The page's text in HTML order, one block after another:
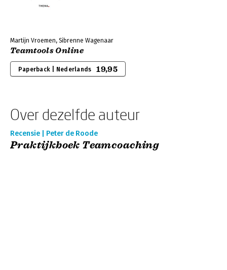
Martijn Vroemen, Sibrenne Wagenaar
Teamtools Online
Paperback | Nederlands 19,95
Over dezelfde auteur
Recensie | Peter de Roode
Praktijkboek Teamcoaching